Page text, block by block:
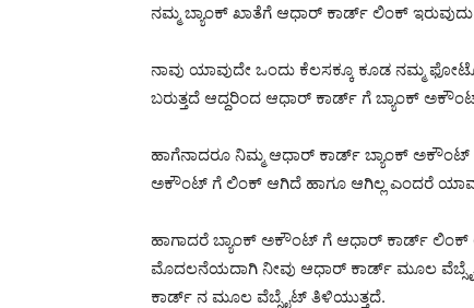
ನಮ್ಮ ಬ್ಯಾಂಕ್ ಖಾತೆಗೆ ಆಧಾರ್ ಕಾರ್ಡ್ ಲಿಂಕ್
ನಾವು ಯಾವುದೇ ಒಂದು ಕೆಲಸಕ್ಕೂ ಕೂಡ ನಮ್ಮ
ಬರುತ್ತದೆ ಆದ್ದರಿಂದ ಆಧಾರ್ ಕಾರ್ಡ್ ಗೆ ಬ್ಯಾಂಕ್
ಹಾಗೆನಾದರೂ ನಿಮ್ಮ ಆಧಾರ್ ಕಾರ್ಡ್ ಬ್ಯಾಂಕ್ ಅಕೌಂಟ್
ಅಕೌಂಟ್ ಗೆ ಲಿಂಕ್ ಆಗಿದೆ ಹಾಗೂ ಆಗಿಲ್ಲ ಎಂದರೆ ಯಾವ
ಹಾಗಾದರೆ ಬ್ಯಾಂಕ್ ಅಕೌಂಟ್ ಗೆ ಆಧಾರ್ ಕಾರ್ಡ್ ಲಿಂಕ್
ಮೊದಲನೆಯದಾಗಿ ನೀವು ಆಧಾರ್ ಕಾರ್ಡ್ ಮೂಲ
ಕಾರ್ಡ್ ನ ಮೂಲ ವೆಬ್ಸೈಟ್ ತಿಳಿಯುತ್ತದೆ.